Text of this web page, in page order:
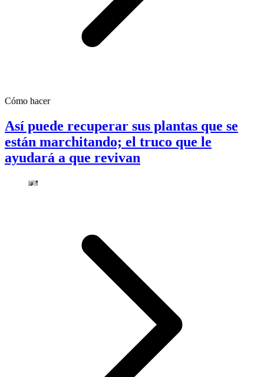
Cómo hacer
Así puede recuperar sus plantas que se
están marchitando; el truco que le
ayudará a que revivan